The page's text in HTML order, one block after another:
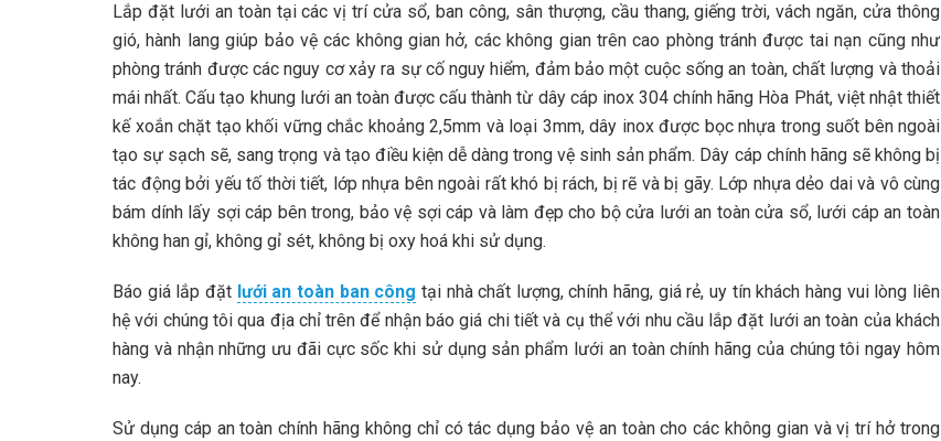
Lắp đặt lưới an toàn tại các vị trí cửa sổ, ban công, sân thượng, cầu thang, giếng trời, vách ngăn, cửa thông
gió, hành lang giúp bảo vệ các không gian hở, các không gian trên cao phòng tránh được tai nạn cũng như
phòng tránh được các nguy cơ xảy ra sự cố nguy hiểm, đảm bảo một cuộc sống an toàn, chất lượng và thoải
mái nhất. Cấu tạo khung lưới an toàn được cấu thành từ dây cáp inox 304 chính hãng Hòa Phát, việt nhật thiết
kế xoắn chặt tạo khối vững chắc khoảng 2,5mm và loại 3mm, dây inox được bọc nhựa trong suốt bên ngoài
tạo sự sạch sẽ, sang trọng và tạo điều kiện dễ dàng trong vệ sinh sản phẩm. Dây cáp chính hãng sẽ không bị
tác động bởi yếu tố thời tiết, lớp nhựa bên ngoài rất khó bị rách, bị rẽ và bị gãy. Lớp nhựa dẻo dai và vô cùng
bám dính lấy sợi cáp bên trong, bảo vệ sợi cáp và làm đẹp cho bộ cửa lưới an toàn cửa sổ, lưới cáp an toàn
không han gỉ, không gỉ sét, không bị oxy hoá khi sử dụng.
Báo giá lắp đặt lưới an toàn ban công tại nhà chất lượng, chính hãng, giá rẻ, uy tín khách hàng vui lòng liên
hệ với chúng tôi qua địa chỉ trên để nhận báo giá chi tiết và cụ thể với nhu cầu lắp đặt lưới an toàn của khách
hàng và nhận những ưu đãi cực sốc khi sử dụng sản phẩm lưới an toàn chính hãng của chúng tôi ngay hôm
nay.
Sử dụng cáp an toàn chính hãng không chỉ có tác dụng bảo vệ an toàn cho các không gian và vị trí hở trong